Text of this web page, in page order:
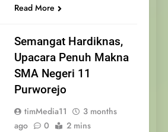
Read More
Semangat Hardiknas,
Upacara Penuh Makna
SMA Negeri 11
Purworejo
timMedia11
3 months
ago
0 2 mins